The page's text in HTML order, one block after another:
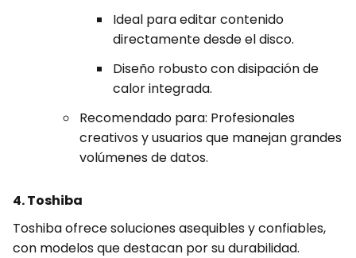
Ideal para editar contenido
directamente desde el disco.
Diseño robusto con disipación de
calor integrada.
Recomendado para: Profesionales
creativos y usuarios que manejan grandes
volúmenes de datos.
4. Toshiba
Toshiba ofrece soluciones asequibles y confiables,
con modelos que destacan por su durabilidad.